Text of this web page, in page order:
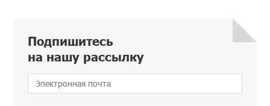
Подпишитесь
на нашу рассылку